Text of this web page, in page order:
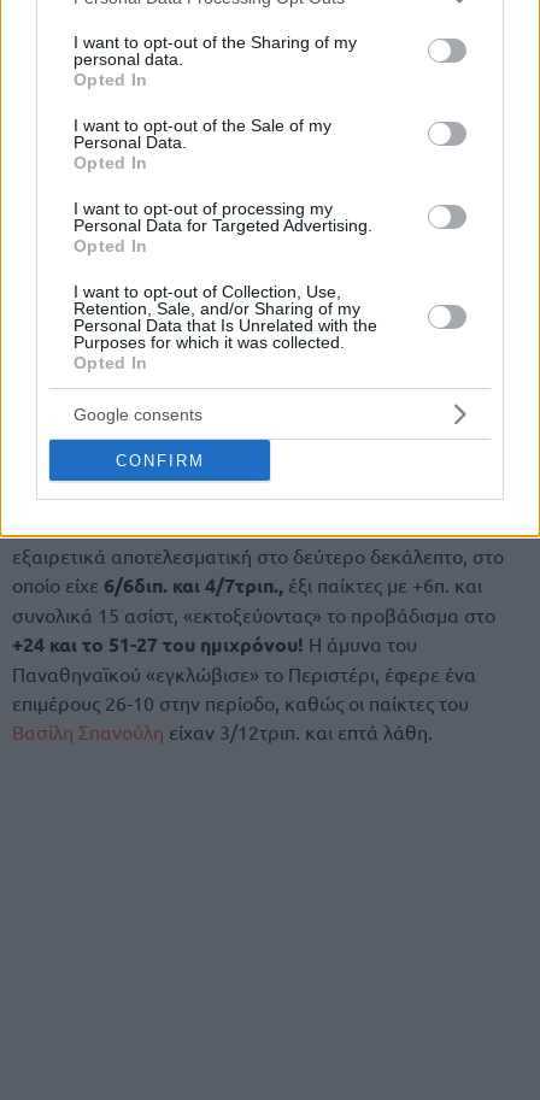
not limited to your visit or usage behaviour. You may click to
grant or deny consent to Google and its third-party tags to
use your data for below specified purposes in below Google
consent section.
I want to opt-out of the Sharing of my
personal data.
Opted In
I want to opt-out of the Sale of my
Personal Data.
Opted In
I want to opt-out of processing my
Personal Data for Targeted Advertising.
Opted In
I want to opt-out of Collection, Use,
Retention, Sale, and/or Sharing of my
Personal Data that Is Unrelated with the
Purposes for which it was collected.
Opted In
Google consents
CONFIRM
4/5διπ. και 11/14βολ..
Αποτελεσματικότητα και άμυνα
Το «τριφύλλι» άρχισε με τον ίδιο ρυθμό τη δεύτερη
περίοδο και μεεπιμέρους 12-3ανέβασε τη διαφορά στο
εξαιρετικά αποτελεσματική στο δεύτερο δεκάλεπτο, στο
οποίο είχε 6/6διπ. και 4/7τριπ., έξι παίκτες με +6π. και
συνολικά 15 ασίστ, «εκτοξεύοντας» το προβάδισμα στο
+24 και το 51-27 του ημιχρόνου! Η άμυνα του
Παναθηναϊκού «εγκλώβισε» το Περιστέρι, έφερε ένα
επιμέρους 26-10 στην περίοδο, καθώς οι παίκτες του
Βασίλη Σπανούλη είχαν 3/12τριπ. και επτά λάθη.